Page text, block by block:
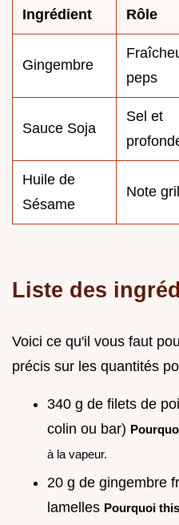
Ingrédient Rôle
Gingembre
peps
Sauce Soja
Sel et
Huile de
Sésame
Note
Liste des
Voici ce qu'il vous faut
précis sur les quantités
340 g de filets de
colin ou bar)
à la vapeur.
20 g de gingembre
lamelles Pourquoi